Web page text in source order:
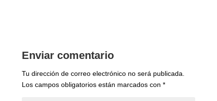
Enviar comentario
Tu dirección de correo electrónico no será publicada.
Los campos obligatorios están marcados con *